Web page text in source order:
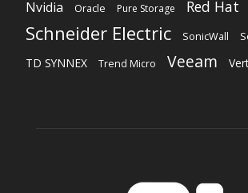
Nvidia
Oracle Pure Storage Red Hat
Schneider Electric SonicWall
TD SYNNEX Trend Micro Veeam